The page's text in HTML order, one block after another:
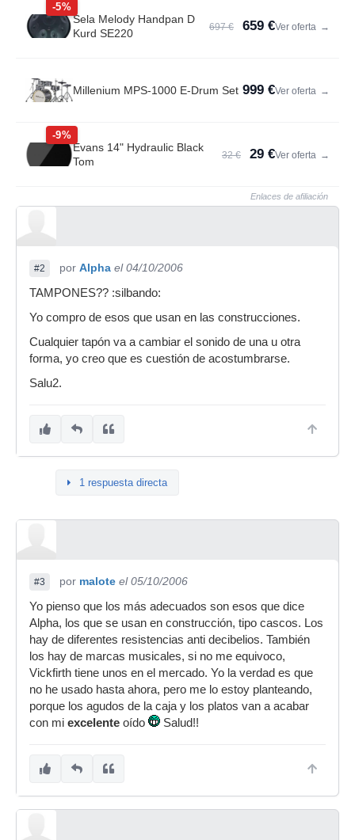
-5%
Sela Melody Handpan D
Kurd SE220
697 € 659 €Ver oferta →
Millenium MPS-1000 E-Drum Set 999 €Ver oferta →
-9%
Evans 14" Hydraulic Black
Tom
32 € 29 €Ver oferta →
Enlaces de afiliación
#2 por Alpha el 04/10/2006
TAMPONES?? :silbando:
Yo compro de esos que usan en las construcciones.
Cualquier tapón va a cambiar el sonido de una u otra
forma, yo creo que es cuestión de acostumbrarse.
Salu2.
1 respuesta directa
#3 por malote el 05/10/2006
Yo pienso que los más adecuados son esos que dice
Alpha, los que se usan en construcción, tipo cascos. Los
hay de diferentes resistencias anti decibelios. También
los hay de marcas musicales, si no me equivoco,
Vickfirth tiene unos en el mercado. Yo la verdad es que
no he usado hasta ahora, pero me lo estoy planteando,
porque los agudos de la caja y los platos van a acabar
con mi excelente oído Salud!!